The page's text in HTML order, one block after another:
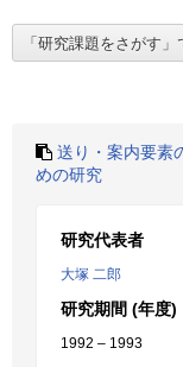
送り・案内要素
めの研究
研究代表者
大塚 二郎
研究期間 (年度)
1992 – 1993